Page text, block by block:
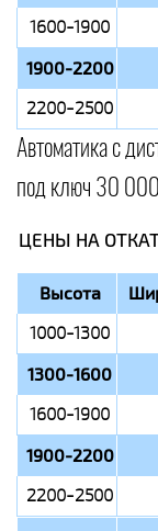
1600-1900
1900-2200
2200-2500
Автоматика с
под ключ 30
ЦЕНЫ НА
Высота
1000-1300
1300-1600
1600-1900
1900-2200
2200-2500